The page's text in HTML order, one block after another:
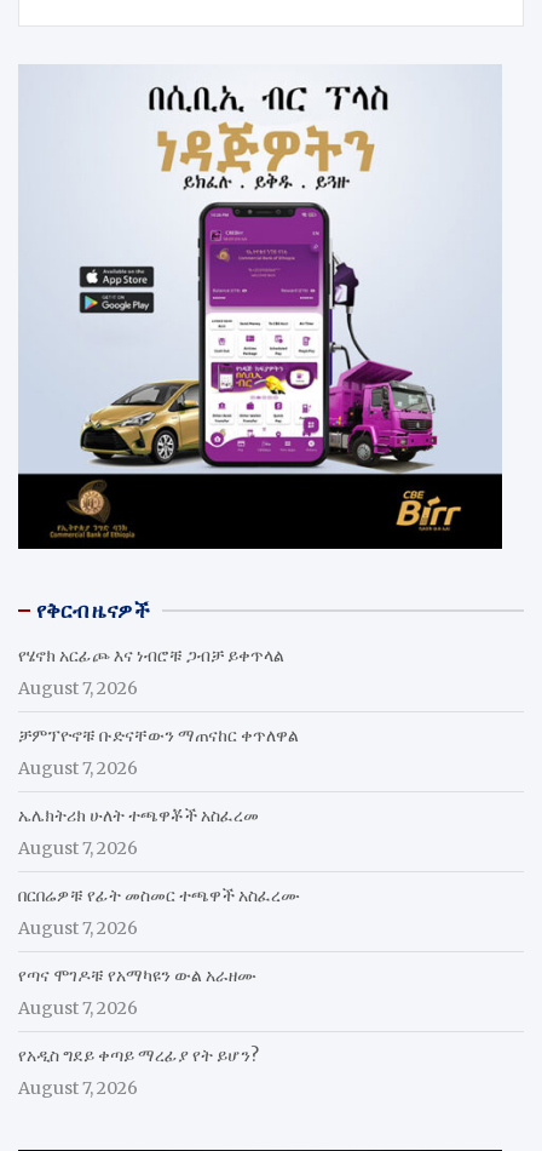
የቅርብ ዜናዎች
የሄኖክ አርፊጮ እና ነብሮቹ ጋብቻ ይቀጥላል
August 7, 2026
ቻምፕዮኖቹ ቡድናቸውን ማጠናከር ቀጥለዋል
August 7, 2026
ኤሌክትሪክ ሁለት ተጫዋቾች አስፈረመ
August 7, 2026
በርበሬዎቹ የፊት መስመር ተጫዋች አስፈረሙ
August 7, 2026
የጣና ሞገዶቹ የአማካዩን ውል አራዘሙ
August 7, 2026
የአዲስ ግደይ ቀጣይ ማረፊያ የት ይሆን?
August 7, 2026